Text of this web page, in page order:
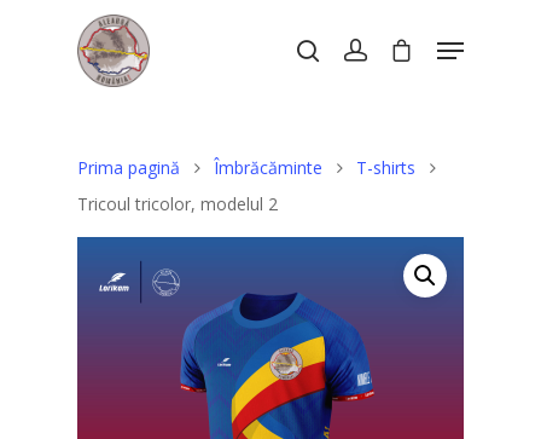
Prima pagină Îmbrăcăminte
T-shirts
Tricoul tricolor, modelul 2